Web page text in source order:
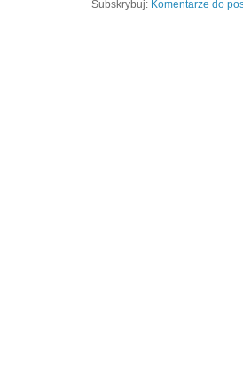
Subskrybuj: Komentarze do